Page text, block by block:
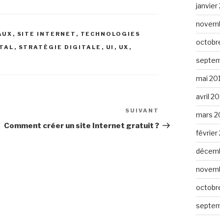
, SITE INTERNET , TECHNOLOGIES
, STRATÉGIE DIGITALE , UI , UX ,
suivant
SUIVANT
Comment créer un site Internet gratuit ?
janvier
mai
avril
mars
février